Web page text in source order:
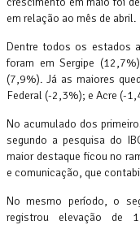
em relação ao mês de abril.
Dentre todos os estados
foram em Sergipe
(7,9%). Já as maiores
Federal (-2,3%); e Acre (-
No acumulado dos
segundo a pesquisa do
maior destaque ficou no
e comunicação, que
No mesmo período, o
registrou elevação de